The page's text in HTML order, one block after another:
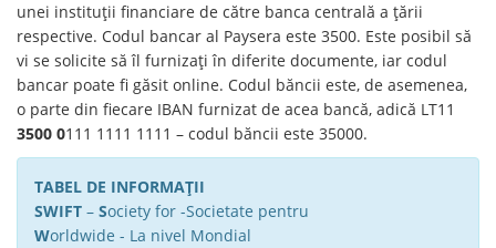
unei instituții financiare de către banca centrală a țării
respective. Codul bancar al Paysera este 3500. Este posibil să
vi se solicite să îl furnizați în diferite documente, iar codul
bancar poate fi găsit online. Codul băncii este, de asemenea,
o parte din fiecare IBAN furnizat de acea bancă, adică LT11
3500 0111 1111 1111 – codul băncii este 35000.
TABEL DE INFORMAȚII
SWIFT – Society for -Societate pentru
Worldwide - La nivel Mondial